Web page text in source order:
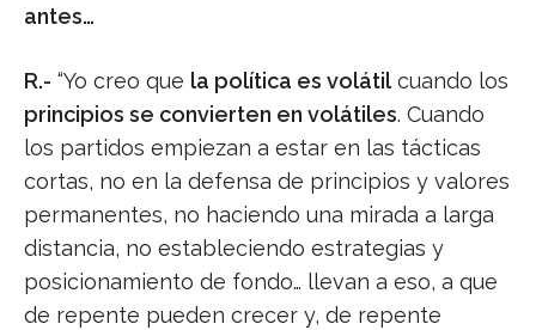
antes…
R.- “Yo creo que la política es volátilcuando los
principios se convierten en volátiles. Cuando
los partidos empiezan a estar en las tácticas
cortas, no en la defensa de principios y valores
permanentes, no haciendo una mirada a larga
distancia, no estableciendo estrategias y
posicionamiento de fondo… llevan a eso, a que
de repente pueden crecer y, de repente